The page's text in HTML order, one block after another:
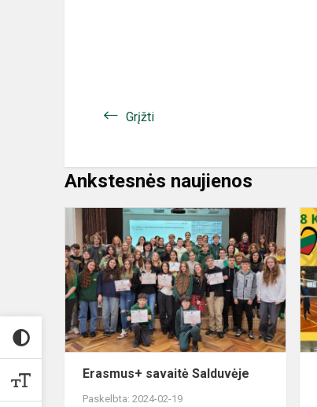
Grįžti
Ankstesnės naujienos
Erasmus+ savaitė Salduvėje
Paskelbta: 2024-02-19